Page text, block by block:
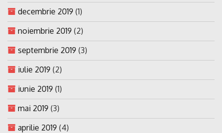
decembrie 2019 (1)
noiembrie 2019 (2)
septembrie 2019 (3)
iulie 2019 (2)
iunie 2019 (1)
mai 2019 (3)
aprilie 2019 (4)